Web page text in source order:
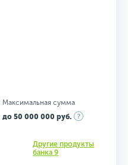
Максимальная сумма
до 50 000 000 руб.
Другие продукты
банка 9